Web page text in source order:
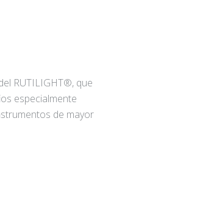
RUTILIGHT®, que
especialmente
de mayor